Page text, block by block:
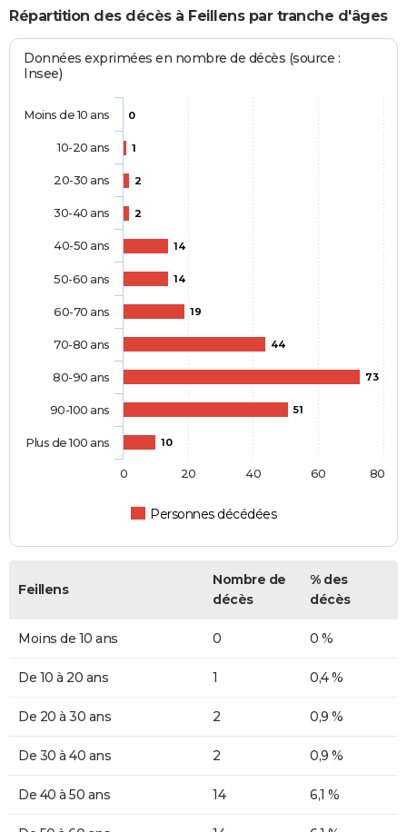
Répartition des décès à Feillens par tranche d'âges
Données exprimées en nombre de décès (source :
Insee)
0
1
2
2
14
14
19
44
73
51
10
Personnes décédées
Moins de 10 ans
10-20 ans
20-30 ans
30-40 ans
40-50 ans
50-60 ans
60-70 ans
70-80 ans
80-90 ans
90-100 ans
Plus de 100 ans
0 20 40 60 80
Feillens
Nombre de
décès
% des
décès
Moins de 10 ans 0 0 %
De 10 à 20 ans 1 0,4 %
De 20 à 30 ans 2 0,9 %
De 30 à 40 ans 2 0,9 %
De 40 à 50 ans 14 6,1 %